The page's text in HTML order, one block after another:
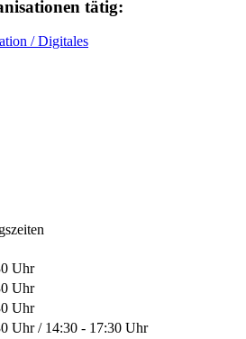
tätig:
/ Digitales
Uhr
Uhr
Uhr
Uhr / 14:30 - 17:30 Uhr